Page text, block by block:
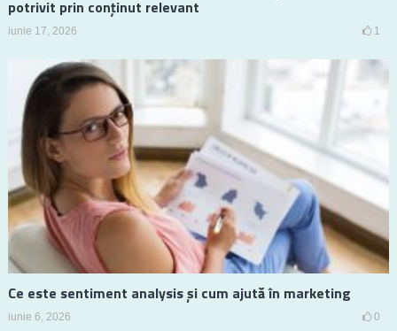
potrivit prin conținut relevant
iunie 17, 2026 1
Ce este sentiment analysis și cum ajută în marketing
iunie 6, 2026 0